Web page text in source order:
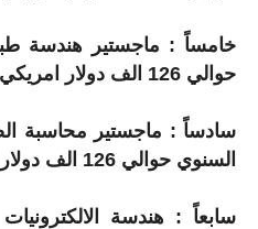
خامساً : ماجستير هندسة
حوالي 126 الف دولار امريكي.
سادساً : ماجستير محاسبة
السنوي حوالي 126 الف دولار امريكي .
سابعاً : هندسة